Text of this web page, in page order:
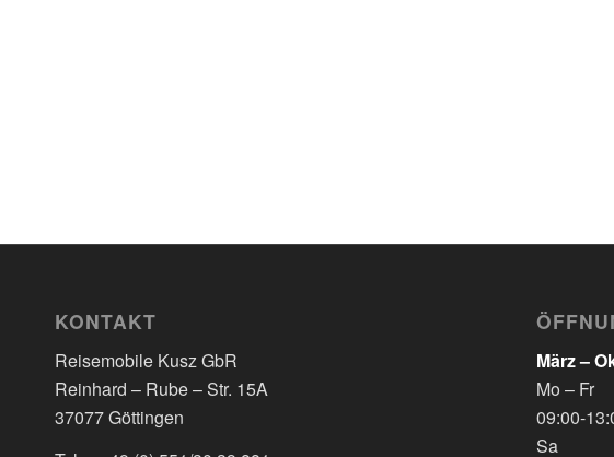
KONTAKT
Reisemobile Kusz GbR
Reinhard – Rube – Str. 15A
37077 Göttingen
März –
Mo – Fr
09:00-
Sa